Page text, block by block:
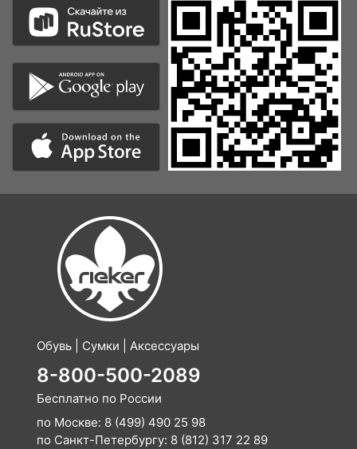
Обувь | Сумки | Аксессуары
8-800-500-2089
Бесплатно по России
по Москве: 8 (499) 490 25 98
по Санкт-Петербургу: 8 (812) 317 22 89